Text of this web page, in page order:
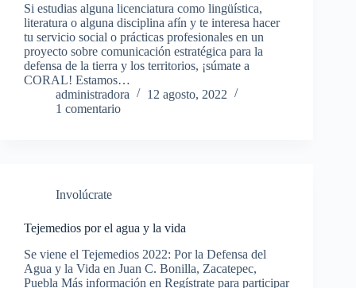
Si estudias alguna licenciatura como lingüística,
literatura o alguna disciplina afín y te interesa hacer
tu servicio social o prácticas profesionales en un
proyecto sobre comunicación estratégica para la
defensa de la tierra y los territorios, ¡súmate a
CORAL! Estamos…
administradora
12 agosto, 2022
1 comentario
Involúcrate
Tejemedios por el agua y la vida
Se viene el Tejemedios 2022: Por la Defensa del
Agua y la Vida en Juan C. Bonilla, Zacatepec,
Puebla Más información en Regístrate para participar